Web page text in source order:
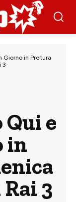
Giorno in Pretura
3
Qui e
in
3